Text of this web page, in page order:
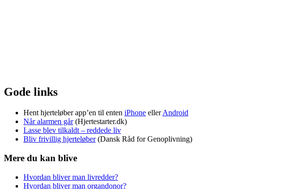
Gode links
Hent hjerteløber app’en til enten iPhone ellerAndroid
Når alarmen går(Hjertestarter.dk)
Lasse blev tilkaldt – reddede liv
Bliv frivillig hjerteløber(Dansk Råd for Genoplivning)
Mere du kan blive
Hvordan bliver man livredder?
Hvordan bliver man organdonor?